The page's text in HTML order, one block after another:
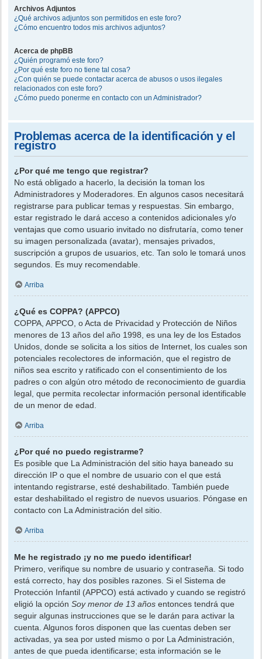
Archivos Adjuntos
¿Qué archivos adjuntos son permitidos en este foro?
¿Cómo encuentro todos mis archivos adjuntos?
Acerca de phpBB
¿Quién programó este foro?
¿Por qué este foro no tiene tal cosa?
¿Con quién se puede contactar acerca de abusos o usos ilegales
relacionados con este foro?
¿Cómo puedo ponerme en contacto con un Administrador?
Problemas acerca de la identificación y el
registro
¿Por qué me tengo que registrar?
No está obligado a hacerlo, la decisión la toman los
Administradores y Moderadores. En algunos casos necesitará
registrarse para publicar temas y respuestas. Sin embargo,
estar registrado le dará acceso a contenidos adicionales y/o
ventajas que como usuario invitado no disfrutaría, como tener
su imagen personalizada (avatar), mensajes privados,
suscripción a grupos de usuarios, etc. Tan solo le tomará unos
segundos. Es muy recomendable.
Arriba
¿Qué es COPPA? (APPCO)
COPPA, APPCO, o Acta de Privacidad y Protección de Niños
menores de 13 años del año 1998, es una ley de los Estados
Unidos, donde se solicita a los sitios de Internet, los cuales son
potenciales recolectores de información, que el registro de
niños sea escrito y ratificado con el consentimiento de los
padres o con algún otro método de reconocimiento de guardia
legal, que permita recolectar información personal identificable
de un menor de edad.
Arriba
¿Por qué no puedo registrarme?
Es posible que La Administración del sitio haya baneado su
dirección IP o que el nombre de usuario con el que está
intentando registrarse, esté deshabilitado. También puede
estar deshabilitado el registro de nuevos usuarios. Póngase en
contacto con La Administración del sitio.
Arriba
Me he registrado ¡y no me puedo identificar!
Primero, verifique su nombre de usuario y contraseña. Si todo
está correcto, hay dos posibles razones. Si el Sistema de
Protección Infantil (APPCO) está activado y cuando se registró
eligió la opción Soy menor de 13 años entonces tendrá que
seguir algunas instrucciones que se le darán para activar la
cuenta. Algunos foros disponen que las cuentas deben ser
activadas, ya sea por usted mismo o por La Administración,
antes de que pueda identificarse; esta información se le